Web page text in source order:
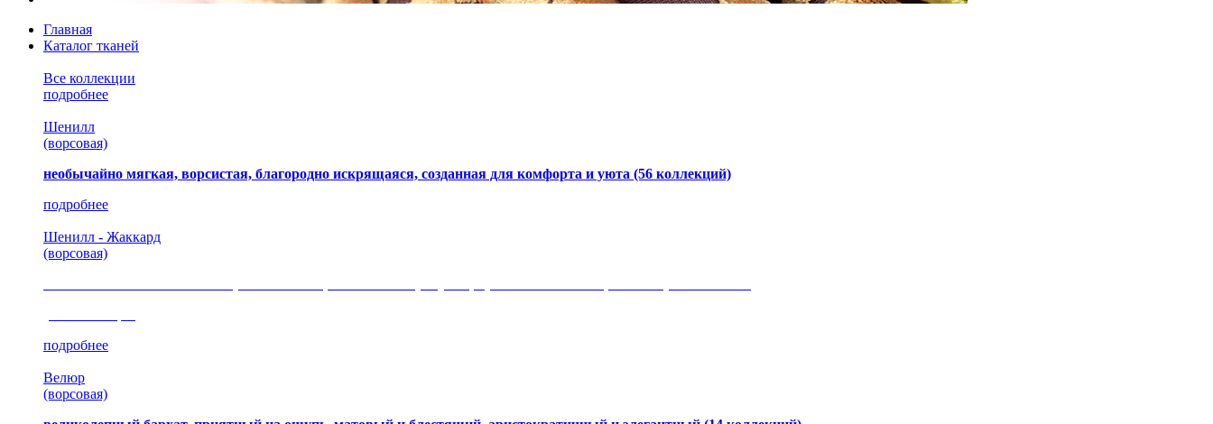
Главная
Каталог тканей
Все коллекции
подробнее
Шенилл
(ворсовая)
необычайно мягкая, ворсистая, благородно искрящаяся, созданная для комфорта и уюта (56 коллекций)
подробнее
Шенилл - Жаккард
(ворсовая)
подробнее
Велюр
(ворсовая)